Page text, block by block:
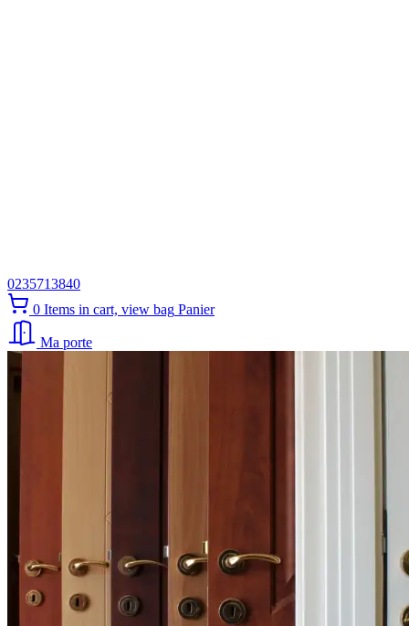
0235713840
0 Items in cart, view bag Panier
Ma porte